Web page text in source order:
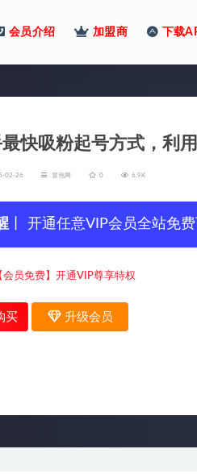
会员介绍 加盟商 下载
快吸粉起号方式，利
02-26 冒泡网 0 6.9K
丨 开通任意VIP会员全站免
会员免费】开通VIP尊享特权
买 升级会员